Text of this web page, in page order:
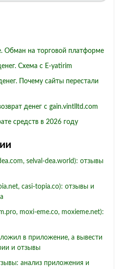
Обман на торговой платформе
Схема с E-yatirim
Почему сайты перестали
денег с gain.vintlltd.com
средств в 2026 году
selval-dea.world): отзывы
casi-topia.co): отзывы и
moxi-eme.co, moxieme.net):
в приложение, а вывести
и отзывы
анализ приложения и